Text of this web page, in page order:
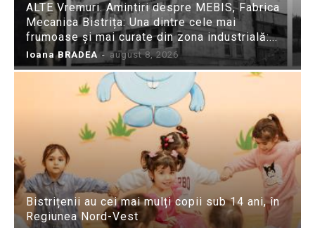
ALTE Vremuri. Amintiri despre MEBIS, Fabrica
Mecanica Bistrița: Una dintre cele mai
frumoase și mai curate din zona industrială:...
Ioana BRADEA - august 8, 2026
Bistrițenii au cei mai mulți copii sub 14 ani, în
Regiunea Nord-Vest